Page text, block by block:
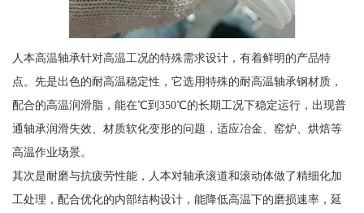
人本高温轴承针对高温工况的特殊需求设计，有着鲜明的产品特
点。先是出色的耐高温稳定性，它选用特殊的耐高温轴承钢材质，
配合的高温润滑脂，能在℃到350℃的长期工况下稳定运行，出现普
通轴承润滑失效、材质软化变形的问题，适应冶金、窑炉、烘焙等
高温作业场景。
其次是耐磨与抗疲劳性能，人本对轴承滚道和滚动体做了精细化加
工处理，配合优化的内部结构设计，能降低高温下的磨损速率，延